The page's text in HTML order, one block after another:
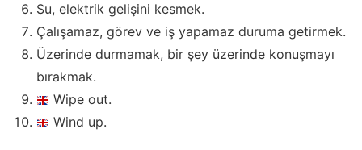
Su, elektrik gelişini kesmek.
Çalışamaz, görev ve iş yapamaz duruma getirmek.
Üzerinde durmamak, bir şey üzerinde konuşmayı
bırakmak.
Wipe out.
Wind up.